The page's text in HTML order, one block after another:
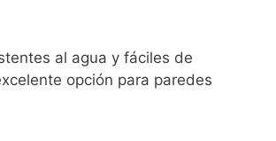
al agua y fáciles de
opción para paredes